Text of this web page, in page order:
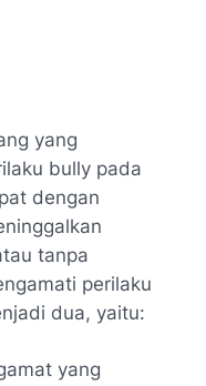
yang
bully pada
dengan
tanpa
perilaku
dua, yaitu:
yang